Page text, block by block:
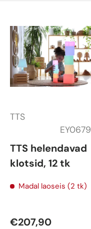
TTS
TTS helendavad
klotsid, 12 tk
Madal laoseis (2 tk)
€207,90